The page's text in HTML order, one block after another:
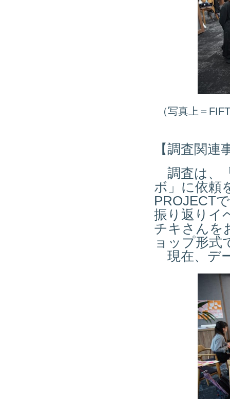
（写真上＝
【調査関連
調査は、
ボ」に依頼
PROJECT
振り返りイ
チキさんを
ョップ形式
現在、デ